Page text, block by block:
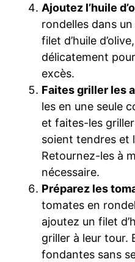
Ajoutez l’huile
rondelles dans
filet d’huile
délicatement
excès.
Faites griller les
les en une seule
et faites-les griller
soient tendres et
Retournez-les à
nécessaire.
Préparez les
tomates en
ajoutez un filet
griller à leur tour.
fondantes sans